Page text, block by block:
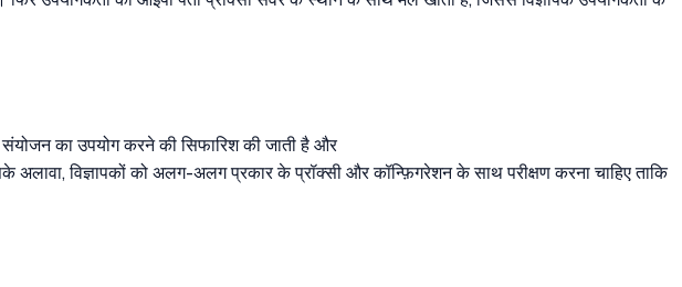
का उपयोग करने की सिफारिश की जाती है और
विज्ञापकों को अलग-अलग प्रकार के प्रॉक्सी और कॉन्फ़िगरेशन के साथ परीक्षण करना चाहिए ताकि